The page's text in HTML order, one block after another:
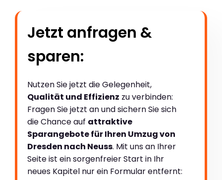
Jetzt anfragen &
sparen:
Nutzen Sie jetzt die Gelegenheit,
Qualität und Effizienz zu verbinden:
Fragen Sie jetzt an und sichern Sie sich
die Chance auf attraktive
Sparangebote für Ihren Umzug von
Dresden nach Neuss. Mit uns an Ihrer
Seite ist ein sorgenfreier Start in Ihr
neues Kapitel nur ein Formular entfernt: